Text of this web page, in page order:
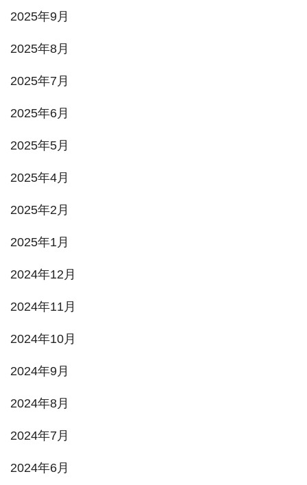
2025年9月
2025年8月
2025年7月
2025年6月
2025年5月
2025年4月
2025年2月
2025年1月
2024年12月
2024年11月
2024年10月
2024年9月
2024年8月
2024年7月
2024年6月